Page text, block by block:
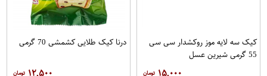
کیک سه لایه موز روکشدار سی سی
55 گرمی شیرین عسل
درنا کیک طلایی کشمشی 70 گرمی